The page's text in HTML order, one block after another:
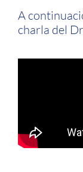
A
charla del